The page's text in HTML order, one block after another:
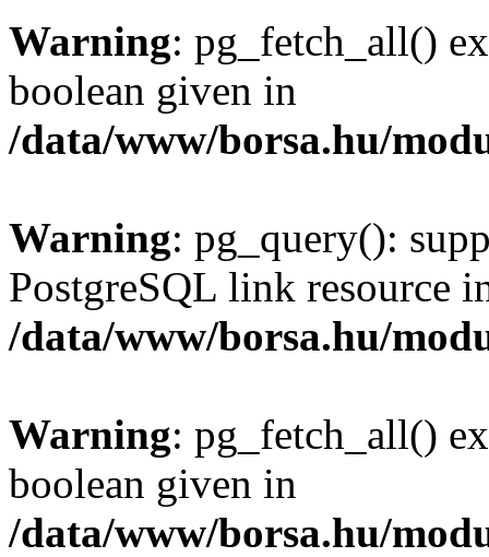
Warning: pg_fetch_all()
boolean given in
/data/www/borsa.hu/
Warning: pg_query():
PostgreSQL link resource
/data/www/borsa.hu/
Warning: pg_fetch_all()
boolean given in
/data/www/borsa.hu/